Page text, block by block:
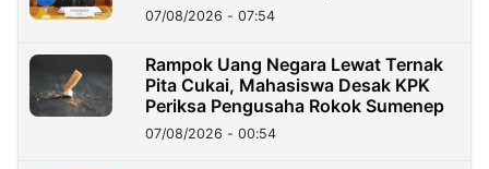
07/08/2026 - 07:54
Rampok Uang Negara Lewat Ternak
Pita Cukai, Mahasiswa Desak KPK
Periksa Pengusaha Rokok Sumenep
07/08/2026 - 00:54